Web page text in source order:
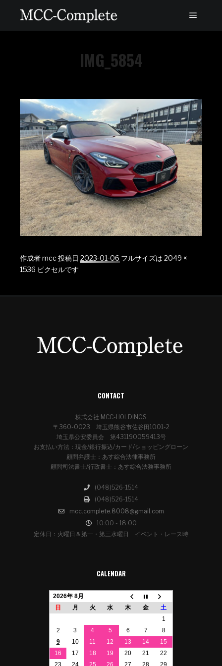
IMG_5854
作成者mcc投稿日 2023-01-06 フルサイズは 2049 ×
1536 ピクセルです
CONTACT
株式会社 MCC-HOLDINGS
〒360-0023 埼玉県熊谷市佐谷田1001-2
埼玉県公安委員会 第431190059413号
お支払い方法：現金/銀行振込/カード/ショッピングローン
顧問弁護士：あす綜合法律事務所
顧問司法書士/行政書士：あす綜合法務事務所
(048)526-1514
(048)526-1514
mcc.complete.8008@gmail.com
10:00 - 18:00
定休日：火曜日＆第一・第三水曜日 イベント・レース時
CALENDAR
2026年 8月
日
月 火 水 木 金
土
1
2
3 4 5 6 7
8
9
10 11 12 13 14
15
16
17 18 19 20 21
22
23
24 25 26 27 28 29